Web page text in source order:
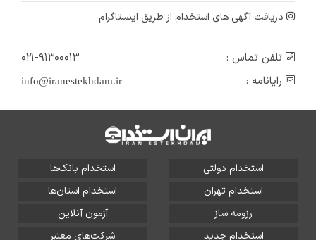
دریافت آگهی های استخدام از طریق اینستاگرام
تلفن تماس :
۰۲۱-۹۱۳۰۰۰۱۳
رایانامه :
info@iranestekhdam.ir
استخدام دولتی
استخدام بانک‌ها
استخدام تهران
استخدام استان‌ها
رزومه ساز
آزمون آنلاین
استخدام جدید
شرکت‌های معتبر